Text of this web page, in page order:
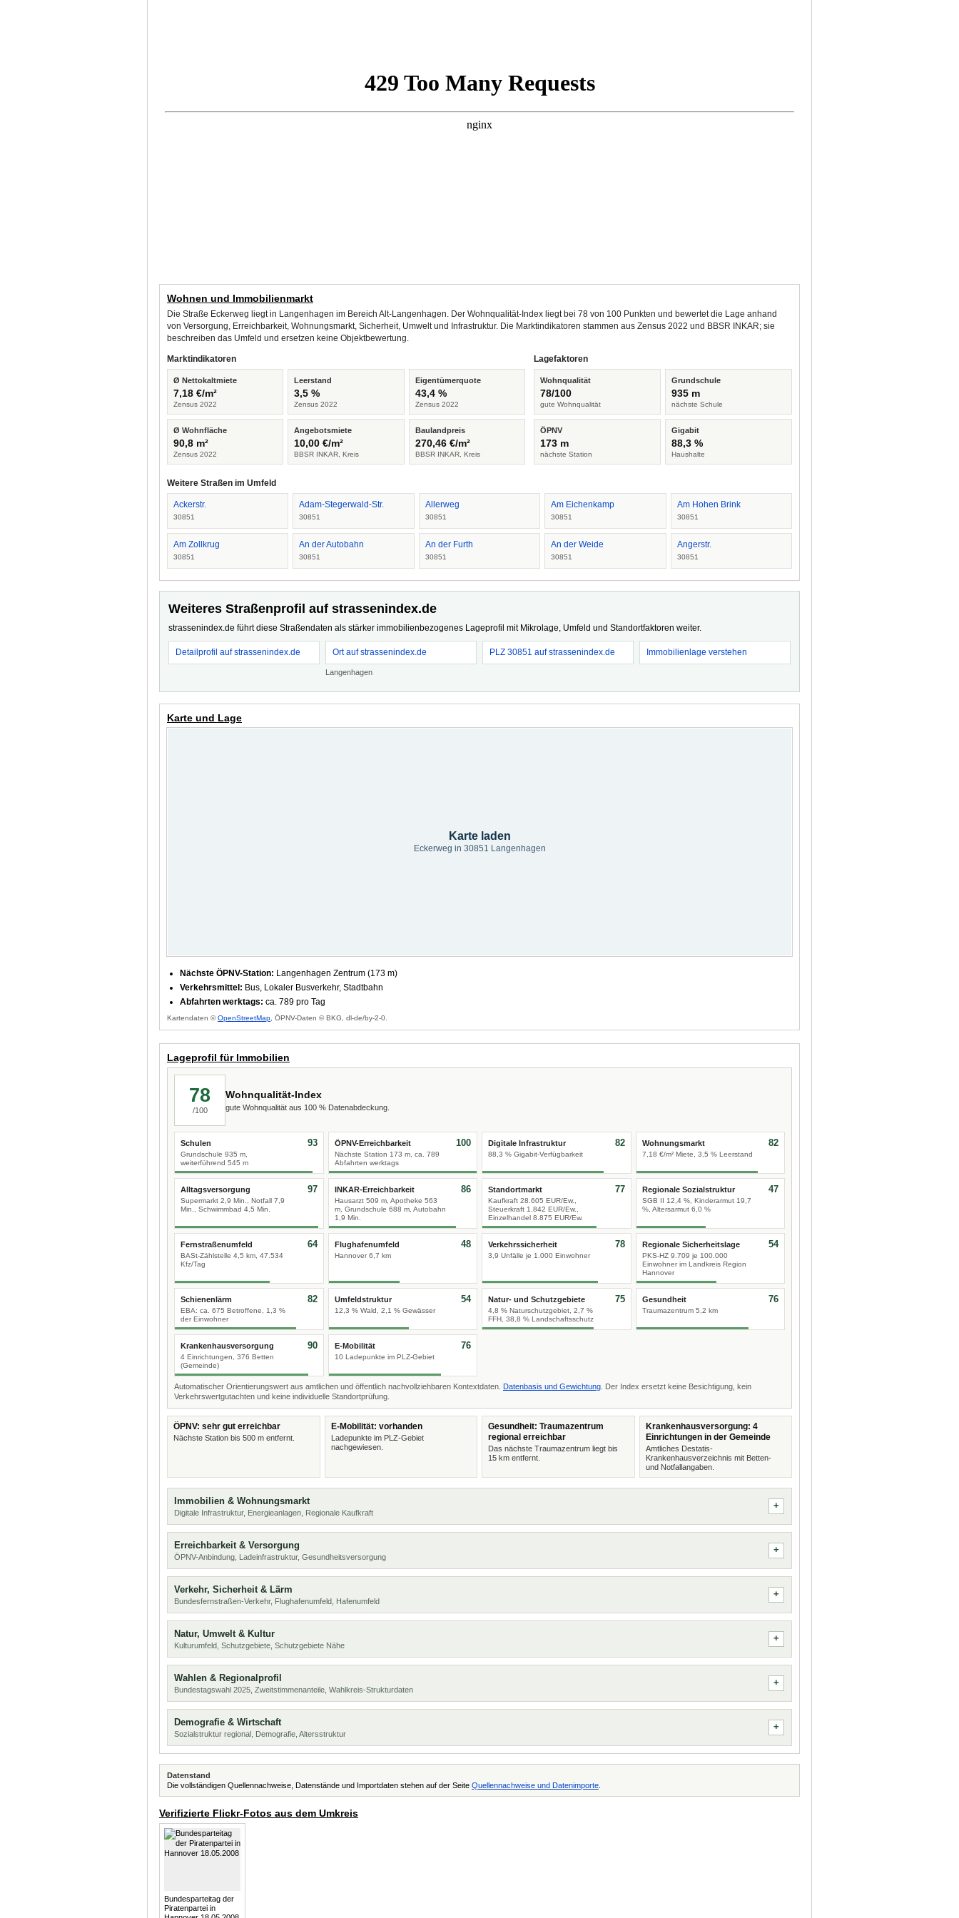
Wohnen und Immobilienmarkt
Die Straße Eckerweg liegt in Langenhagen im Bereich Alt-Langenhagen. Der Wohnqualität-Index liegt bei 78 von 100 Punkten und bewertet die Lage anhand
von Versorgung, Erreichbarkeit, Wohnungsmarkt, Sicherheit, Umwelt und Infrastruktur. Die Marktindikatoren stammen aus Zensus 2022 und BBSR INKAR; sie
beschreiben das Umfeld und ersetzen keine Objektbewertung.
Marktindikatoren
Ø Nettokaltmiete
7,18 €/m²
Zensus 2022
Leerstand
3,5 %
Zensus 2022
Eigentümerquote
43,4 %
Zensus 2022
Ø Wohnfläche
90,8 m²
Zensus 2022
Angebotsmiete
10,00 €/m²
BBSR INKAR, Kreis
Baulandpreis
270,46 €/m²
BBSR INKAR, Kreis
Lagefaktoren
Wohnqualität
78/100
gute Wohnqualität
Grundschule
935 m
nächste Schule
ÖPNV
173 m
nächste Station
Gigabit
88,3 %
Haushalte
Weitere Straßen im Umfeld
Ackerstr.
30851
Adam-Stegerwald-Str.
30851
Allerweg
30851
Am Eichenkamp
30851
Am Hohen Brink
30851
Am Zollkrug
30851
An der Autobahn
30851
An der Furth
30851
An der Weide
30851
Angerstr.
30851
Weiteres Straßenprofil auf strassenindex.de
strassenindex.de führt diese Straßendaten als stärker immobilienbezogenes Lageprofil mit Mikrolage, Umfeld und Standortfaktoren weiter.
Detailprofil auf strassenindex.de Ort auf strassenindex.de
Langenhagen
PLZ 30851 auf strassenindex.de Immobilienlage verstehen
Karte und Lage
Karte laden
Eckerweg in 30851 Langenhagen
Nächste ÖPNV-Station: Langenhagen Zentrum (173 m)
Verkehrsmittel: Bus, Lokaler Busverkehr, Stadtbahn
Abfahrten werktags: ca. 789 pro Tag
Kartendaten ©OpenStreetMap , ÖPNV-Daten © BKG, dl-de/by-2-0.
Lageprofil für Immobilien
78
/100
Wohnqualität-Index
gute Wohnqualität aus 100 % Datenabdeckung.
Schulen
Grundschule 935 m,
weiterführend 545 m
93 ÖPNV-Erreichbarkeit
Nächste Station 173 m, ca. 789
Abfahrten werktags
100 Digitale Infrastruktur
88,3 % Gigabit-Verfügbarkeit
82 Wohnungsmarkt
7,18 €/m² Miete, 3,5 % Leerstand
82
Alltagsversorgung
Supermarkt 2,9 Min., Notfall 7,9
Min., Schwimmbad 4,5 Min.
97 INKAR-Erreichbarkeit
Hausarzt 509 m, Apotheke 563
m, Grundschule 688 m, Autobahn
1,9 Min.
86 Standortmarkt
Kaufkraft 28.605 EUR/Ew.,
Steuerkraft 1.842 EUR/Ew.,
Einzelhandel 8.875 EUR/Ew.
77 Regionale Sozialstruktur
SGB II 12,4 %, Kinderarmut 19,7
%, Altersarmut 6,0 %
47
Fernstraßenumfeld
BASt-Zählstelle 4,5 km, 47.534
Kfz/Tag
64 Flughafenumfeld
Hannover 6,7 km
48 Verkehrssicherheit
3,9 Unfälle je 1.000 Einwohner
78 Regionale Sicherheitslage
PKS-HZ 9.709 je 100.000
Einwohner im Landkreis Region
Hannover
54
Schienenlärm
EBA: ca. 675 Betroffene, 1,3 %
der Einwohner
82 Umfeldstruktur
12,3 % Wald, 2,1 % Gewässer
54 Natur- und Schutzgebiete
4,8 % Naturschutzgebiet, 2,7 %
FFH, 38,8 % Landschaftsschutz
75 Gesundheit
Traumazentrum 5,2 km
76
Krankenhausversorgung
4 Einrichtungen, 376 Betten
(Gemeinde)
90 E-Mobilität
10 Ladepunkte im PLZ-Gebiet
76
Automatischer Orientierungswert aus amtlichen und öffentlich nachvollziehbaren Kontextdaten. Datenbasis und Gewichtung . Der Index ersetzt keine Besichtigung, kein
Verkehrswertgutachten und keine individuelle Standortprüfung.
ÖPNV: sehr gut erreichbar
Nächste Station bis 500 m entfernt.
E-Mobilität: vorhanden
Ladepunkte im PLZ-Gebiet
nachgewiesen.
Gesundheit: Traumazentrum
regional erreichbar
Das nächste Traumazentrum liegt bis
15 km entfernt.
Krankenhausversorgung: 4
Einrichtungen in der Gemeinde
Amtliches Destatis-
Krankenhausverzeichnis mit Betten-
und Notfallangaben.
Immobilien & Wohnungsmarkt
Digitale Infrastruktur, Energieanlagen, Regionale Kaufkraft
Erreichbarkeit & Versorgung
ÖPNV-Anbindung, Ladeinfrastruktur, Gesundheitsversorgung
Verkehr, Sicherheit & Lärm
Bundesfernstraßen-Verkehr, Flughafenumfeld, Hafenumfeld
Natur, Umwelt & Kultur
Kulturumfeld, Schutzgebiete, Schutzgebiete Nähe
Wahlen & Regionalprofil
Bundestagswahl 2025, Zweitstimmenanteile, Wahlkreis-Strukturdaten
Demografie & Wirtschaft
Sozialstruktur regional, Demografie, Altersstruktur
Datenstand
Die vollständigen Quellennachweise, Datenstände und Importdaten stehen auf der Seite Quellennachweise und Datenimporte
Verifizierte Flickr-Fotos aus dem Umkreis
Bundesparteitag der
Piratenpartei in